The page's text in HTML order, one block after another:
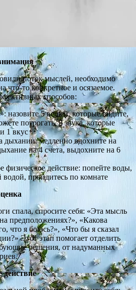
поток мыслей, необходимо
что-то конкретное и осязаемое.
способов:
»: назовите 5 вещей, которые видите,
потрогать, 3 звука, которые
1 вкус
дыхании: медленно вдохните на
на 4 счета, выдохните на 6
физическое действие: попейте воды,
водой, пройдитесь по комнате
спала, спросите себя: «Эта мысль
предположениях?», «Какова
что я боюсь?», «Что бы я сказал
Этот этап помогает отделить
решения, от надуманных